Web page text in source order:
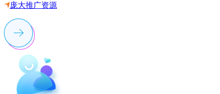
庞大推广资源